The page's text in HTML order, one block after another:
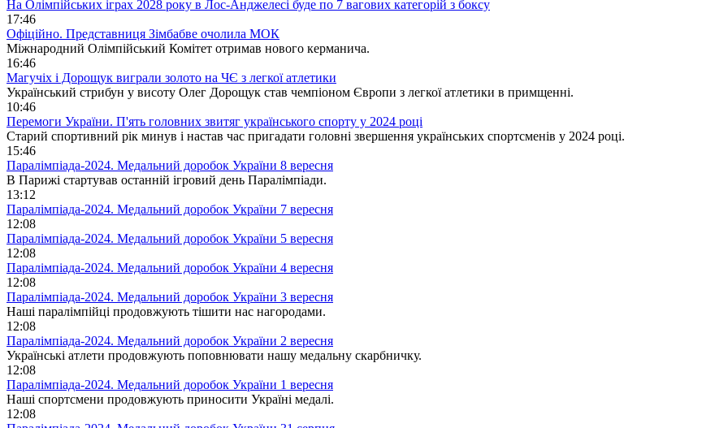
На Олімпійських іграх 2028 року в Лос-Анджелесі буде по 7 вагових категорій з боксу
17:46
Офіційно. Представниця Зімбабве очолила МОК
Міжнародний Олімпійський Комітет отримав нового керманича.
16:46
Магучіх і Дорощук виграли золото на ЧЄ з легкої атлетики
Український стрибун у висоту Олег Дорощук став чемпіоном Європи з легкої атлетики в примщенні.
10:46
Перемоги України. П'ять головних звитяг українського спорту у 2024 році
Старий спортивний рік минув і настав час пригадати головні звершення українських спортсменів у 2024 році.
15:46
Паралімпіада-2024. Медальний доробок України 8 вересня
В Парижі стартував останній ігровий день Паралімпіади.
13:12
Паралімпіада-2024. Медальний доробок України 7 вересня
12:08
Паралімпіада-2024. Медальний доробок України 5 вересня
12:08
Паралімпіада-2024. Медальний доробок України 4 вересня
12:08
Паралімпіада-2024. Медальний доробок України 3 вересня
Наші паралімпійці продовжують тішити нас нагородами.
12:08
Паралімпіада-2024. Медальний доробок України 2 вересня
Українські атлети продовжують поповнювати нашу медальну скарбничку.
12:08
Паралімпіада-2024. Медальний доробок України 1 вересня
Наші спортсмени продовжують приносити Україні медалі.
12:08